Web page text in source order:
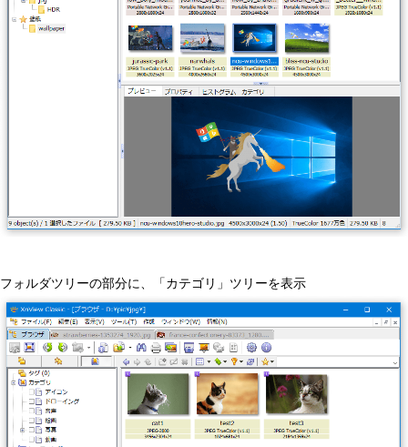
フォルダツリーの部分に、「カテゴリ」ツリーを表示